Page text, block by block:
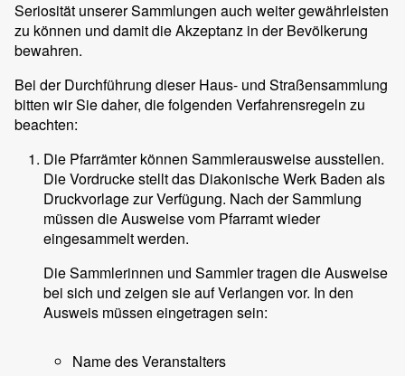
Seriosität unserer Sammlungen auch weiter gewährleisten
zu können und damit die Akzeptanz in der Bevölkerung
bewahren.
Bei der Durchführung dieser Haus- und Straßensammlung
bitten wir Sie daher, die folgenden Verfahrensregeln zu
beachten:
Die Pfarrämter können Sammlerausweise ausstellen.
Die Vordrucke stellt das Diakonische Werk Baden als
Druckvorlage zur Verfügung. Nach der Sammlung
müssen die Ausweise vom Pfarramt wieder
eingesammelt werden.
Die Sammlerinnen und Sammler tragen die Ausweise
bei sich und zeigen sie auf Verlangen vor. In den
Ausweis müssen eingetragen sein:
Name des Veranstalters